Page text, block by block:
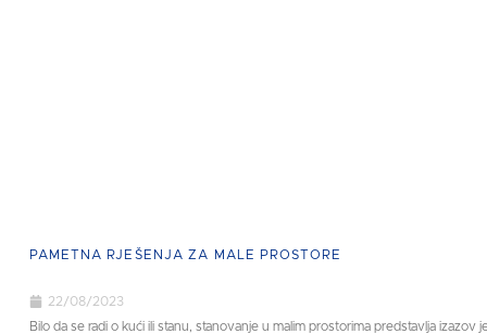
PAMETNA RJEŠENJA ZA MALE PROSTORE
22/08/2023
Bilo da se radi o kući ili stanu, stanovanje u malim prostorima predstavlja izazov